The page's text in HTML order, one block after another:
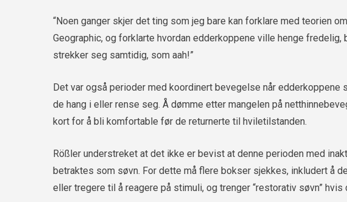
“Noen ganger skjer det ting som jeg bare kan forklare med teorien
Geographic, og forklarte hvordan edderkoppene ville henge fredelig,
strekker seg samtidig, som aah!”
Det var også perioder med koordinert bevegelse når
de hang i eller rense seg. Å dømme etter mangelen på
kort for å bli komfortable før de returnerte til hviletilstanden.
Rößler understreket at det ikke er bevist at denne perioden med
betraktes som søvn. For dette må flere bokser sjekkes, inkludert å
eller tregere til å reagere på stimuli, og trenger “restorativ søvn” hvis